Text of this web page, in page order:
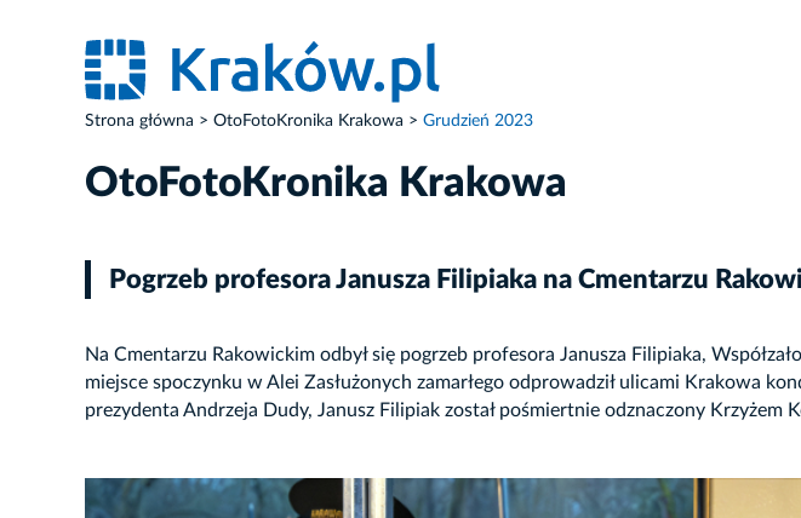
Strona główna OtoFotoKronika Krakowa Grudzień 2023
OtoFotoKronika Krakowa
Pogrzeb profesora Janusza Filipiaka na Cmentarzu
Na Cmentarzu Rakowickim odbył się pogrzeb profesora Janusza Filipiaka,
miejsce spoczynku w Alei Zasłużonych zamarłego odprowadził ulicami Krakowa
prezydenta Andrzeja Dudy, Janusz Filipiak został pośmiertnie odznaczony Krzyżem